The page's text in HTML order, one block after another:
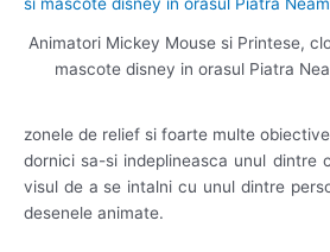
Animatori Mickey Mouse si Printese,
mascote disney in orasul Piatra
zonele de relief si foarte multe
dornici sa-si indeplineasca unul dintre
visul de a se intalni cu unul dintre
desenele animate.